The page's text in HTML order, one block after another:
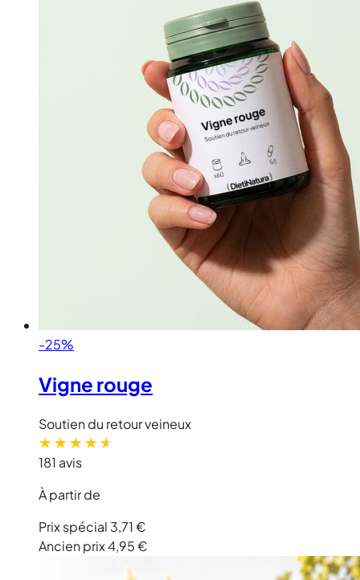
-25%
Vigne rouge
Soutien du retour veineux
181 avis
À partir de
Prix spécial 3,71 €
Ancien prix4,95 €